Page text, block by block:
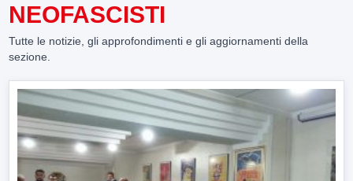
NEOFASCISTI
Tutte le notizie, gli approfondimenti e gli aggiornamenti della
sezione.